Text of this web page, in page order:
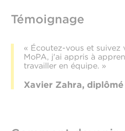
Témoignage
« Écoutez-vous et suivez
MoPA, j'ai appris à
travailler en équipe. »
Xavier Zahra, diplômé